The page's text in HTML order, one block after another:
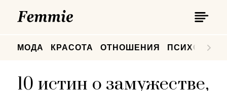
МОДА КРАСОТА ОТНОШЕНИЯ
10 истин о замужестве,